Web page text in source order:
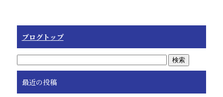
ブログトップ
最近の投稿